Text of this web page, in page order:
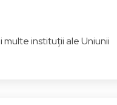
instituții ale Uniunii